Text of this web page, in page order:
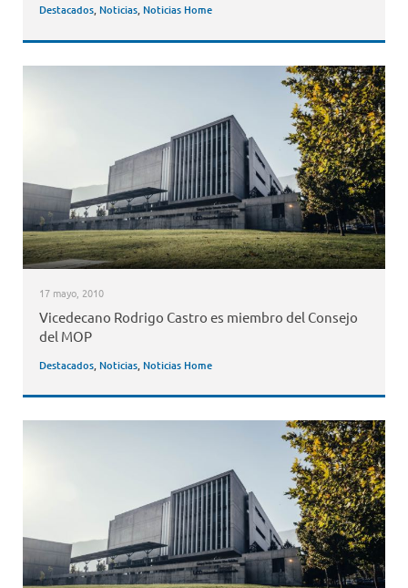
Destacados, Noticias, Noticias Home
17 mayo, 2010
Vicedecano Rodrigo Castro es miembro del Consejo
del MOP
Destacados, Noticias, Noticias Home